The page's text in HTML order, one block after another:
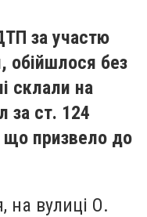
за участю
обійшлося без
склали на
за ст. 124
призвело до
на вулиці О.